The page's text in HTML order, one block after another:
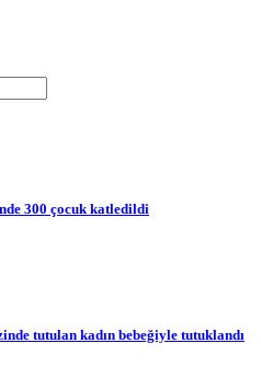
300 çocuk katledildi
tutulan kadın bebeğiyle tutuklandı